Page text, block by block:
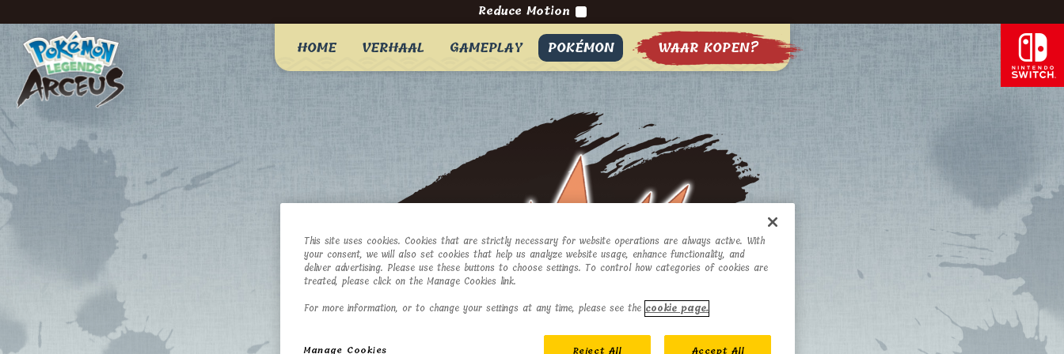
Reduce Motion
HOME VERHAAL GAMEPLAY POKÉMON WAAR KOPEN?
This site uses cookies. Cookies that are strictly necessary for website operations are always active. With
your consent, we will also set cookies that help us analyze website usage, enhance functionality, and
deliver advertising. Please use these buttons to choose settings. To control how categories of cookies are
treated, please click on the Manage Cookies link.
For more information, or to change your settings at any time, please see the cookie page.
Manage Cookies